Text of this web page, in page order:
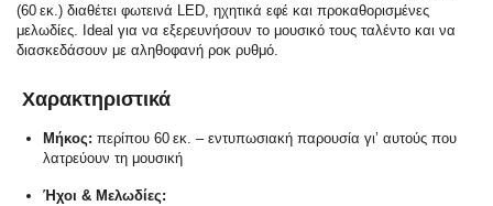
(60 εκ.) διαθέτει φωτεινά LED, ηχητικά εφέ και προκαθορισμένες
μελωδίες. Ιdeal για να εξερευνήσουν το μουσικό τους ταλέντο και να
διασκεδάσουν με αληθοφανή ροκ ρυθμό.
Χαρακτηριστικά
Μήκος: περίπου 60 εκ. – εντυπωσιακή παρουσία γι’ αυτούς που
λατρεύουν τη μουσική
Ήχοι & Μελωδίες: